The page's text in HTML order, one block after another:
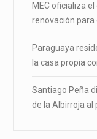
MEC oficializa
renovación para
Paraguaya
la casa propia
Santiago Peña
de la Albirroja al